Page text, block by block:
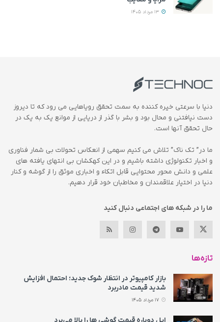
دنیا با سرعتی خیره کننده به سمت تحقق رویاهایی می رود که تا دیروز
دست نیافتنی و محال بود و بشر با گذر از دریایی از موانع یک به یک در
حال تحقق آنها است.
ما در” تک ناک” تلاش می کنیم سهمی از انعکاس تحولات بی شمار فناوری
و اخبار تکنولوژی داشته باشیم و در این کهکشان بی انتهای یافته های
علمی و دانش محور محتوایی قابل اتکاء و اخباری موثق را از گوشه و کنار
دنیا در اختیار علاقمندان و مخاطبان خود قرار دهیم.
ما را در شبکه های اجتماعی دنبال کنید
تازه‌ها
بازار کامپیوتر در انتظار شوک جدید؛ احتمال افزایش
شدید قیمت مادربرد